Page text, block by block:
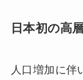
日本初の高
人口増加に伴